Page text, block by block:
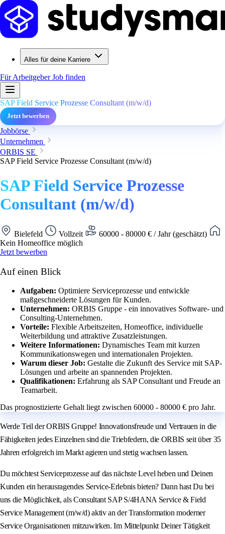
Alles für deine Karriere
Für ArbeitgeberJob finden
SAP Field Service Prozesse Consultant (m/w/d)
Jetzt bewerben
Jobbörse
Unternehmen
ORBIS SE
SAP Field Service Prozesse Consultant (m/w/d)
SAP Field Service Prozesse
Consultant (m/w/d)
Bielefeld Vollzeit
60000 - 80000 € / Jahr (geschätzt)
Kein Homeoffice möglich
Jetzt bewerben
Auf einen Blick
Aufgaben: Optimiere Serviceprozesse und entwickle
maßgeschneiderte Lösungen für Kunden.
Unternehmen: ORBIS Gruppe - ein innovatives Software- und
Consulting-Unternehmen.
Vorteile: Flexible Arbeitszeiten, Homeoffice, individuelle
Weiterbildung und attraktive Zusatzleistungen.
Weitere Informationen: Dynamisches Team mit kurzen
Kommunikationswegen und internationalen Projekten.
Warum dieser Job: Gestalte die Zukunft des Service mit SAP-
Lösungen und arbeite an spannenden Projekten.
Qualifikationen: Erfahrung als SAP Consultant und Freude an
Teamarbeit.
Das prognostizierte Gehalt liegt zwischen 60000 - 80000 € pro Jahr.
Werde Teil der ORBIS Gruppe! Innovationsfreude und Vertrauen in die
Fähigkeiten jedes Einzelnen sind die Triebfedern, die ORBIS seit über 35
Jahren erfolgreich im Markt agieren und stetig wachsen lassen.
Du möchtest Serviceprozesse auf das nächste Level heben und Deinen
Kunden ein herausragendes Service-Erlebnis bieten? Dann hast Du bei
uns die Möglichkeit, als Consultant SAP S/4HANA Service & Field
Service Management (m/w/d) aktiv an der Transformation moderner
Service Organisationen mitzuwirken. Im Mittelpunkt Deiner Tätigkeit